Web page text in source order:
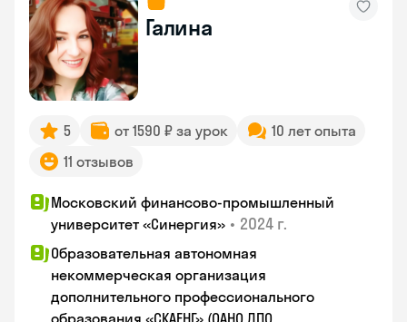
Галина
5 от 1590 ₽ за урок
10 лет опыта
11 отзывов
Московский финансово-промышленный
университет «Синергия» • 2024 г.
Образовательная автономная
некоммерческая организация
дополнительного профессионального
образования «СКАЕНГ» (ОАНО ДПО